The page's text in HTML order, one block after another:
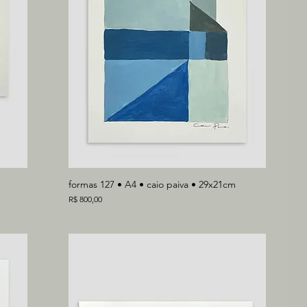
formas 127 • A4 • caio paiva • 29x21cm
Preço
R$ 800,00